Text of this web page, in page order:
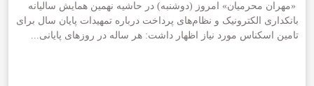
«مهران محرمیان» امروز (دوشنبه) در حاشیه نهمین همایش سالیانه
بانکداری الکترونیک و نظام‌های پرداخت درباره تمهیدات پایان سال برای
تامین اسکناس مورد نیاز اظهار داشت: هر ساله در روزهای پایانی...